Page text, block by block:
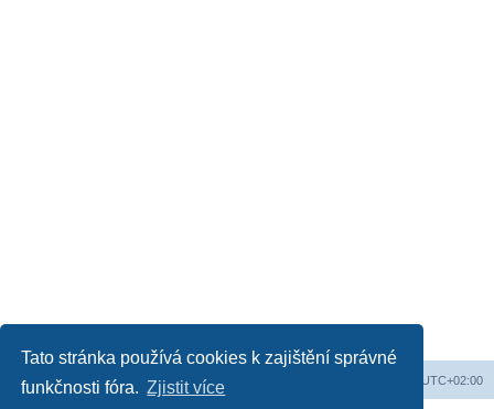
Tato stránka používá cookies k zajištění správné
funkčnosti fóra. Zjistit více
Obsah fóra UTC+02:00